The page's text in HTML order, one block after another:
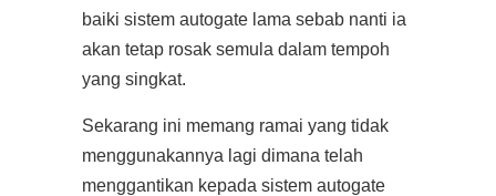
baiki sistem autogate lama sebab nanti ia
akan tetap rosak semula dalam tempoh
yang singkat.
Sekarang ini memang ramai yang tidak
menggunakannya lagi dimana telah
menggantikan kepada sistem autogate